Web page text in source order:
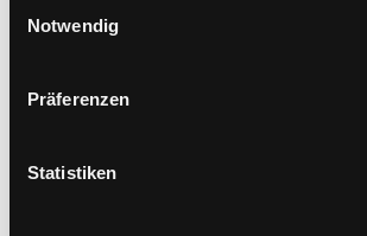
(Länder außerhalb des EWR ohne
Datenschutzniveau) stattfinden kann.
ausgeschlossen werden. Eine
Einwilligung erteilen („Auswahl
Schaltfläche „Alle zulassen“ klicken.
Notwendig
Präferenzen
Statistiken